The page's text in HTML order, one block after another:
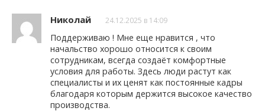
Николай 24.12.2025 в 14:09
Поддерживаю ! Мне еще нравится , что
начальство хорошо относится к своим
сотрудникам, всегда создаёт комфортные
условия для работы. Здесь люди растут как
специалисты и их ценят как постоянные кадры
благодаря которым держится высокое качество
производства.